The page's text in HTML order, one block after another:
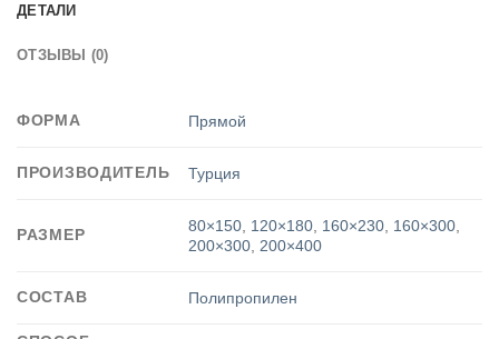
ДЕТАЛИ
ОТЗЫВЫ (0)
ФОРМА Прямой
ПРОИЗВОДИТЕЛЬ Турция
РАЗМЕР 80×150 120×180 160×230 160×300
200×300 200×400
СОСТАВ Полипропилен